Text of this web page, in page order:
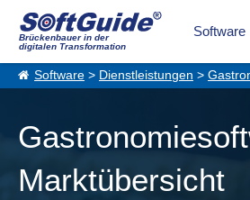
Brückenbauer in der
digitalen Transformation
Software
Software > Dienstleistungen >
Marktübersicht